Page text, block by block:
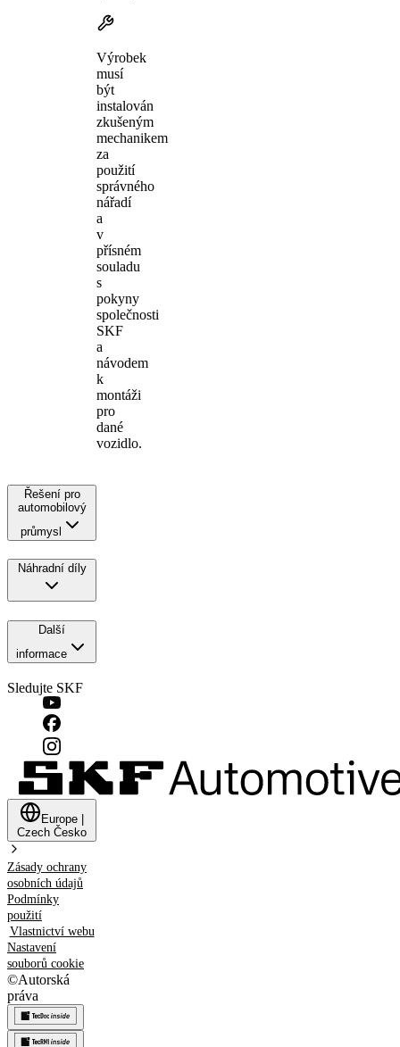
Výrobek
musí
být
instalován
zkušeným
mechanikem
za
použití
správného
nářadí
a
v
přísném
souladu
s
pokyny
společnosti
SKF
a
návodem
k
montáži
pro
dané
vozidlo.
Řešení pro
automobilový
průmysl
Náhradní díly
Další
informace
Sledujte SKF
Europe
Czech Česko
Zásady ochrany
osobních údajů
Podmínky
použití
Vlastnictví webu
Nastavení
souborů cookie
©Autorská
práva